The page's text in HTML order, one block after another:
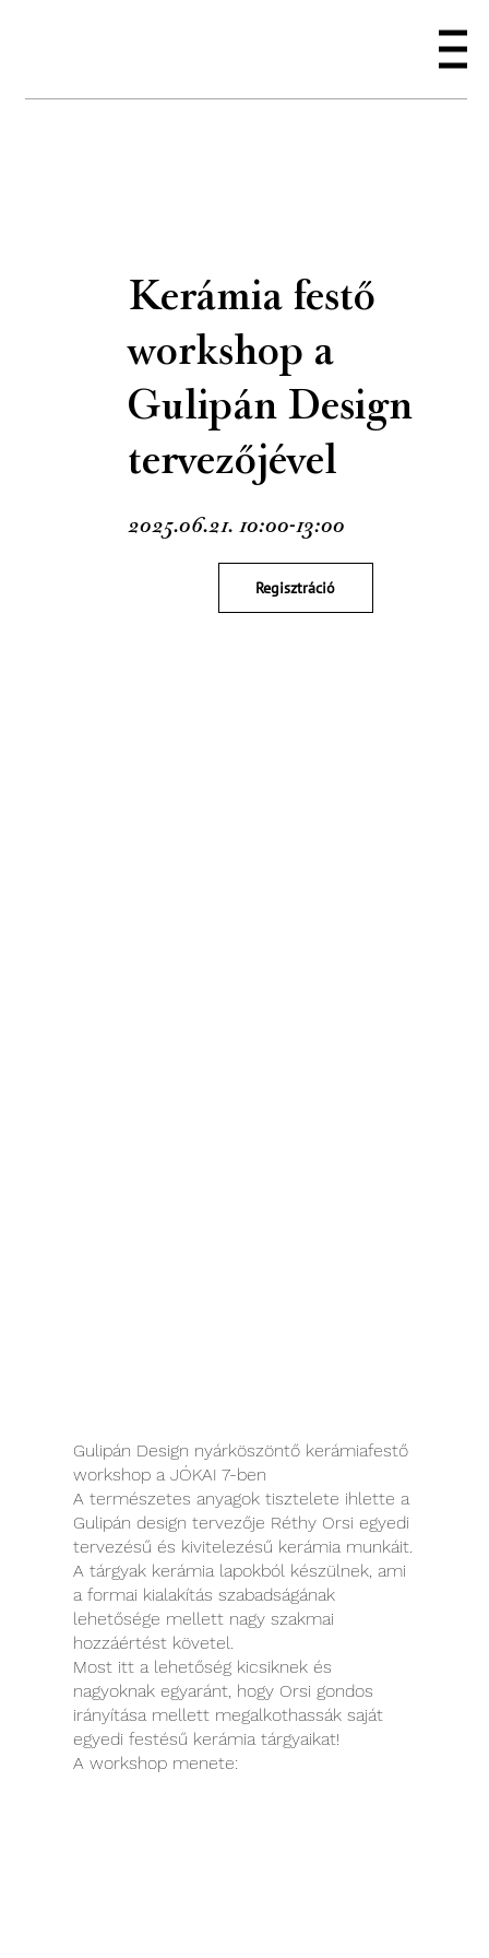
Kerámia festő
workshop a
Gulipán Design
tervezőjével
2025.06.21. 10:00-13:00
Regisztráció
Gulipán Design nyárköszöntő kerámiafestő
workshop a JÓKAI 7-ben
A természetes anyagok tisztelete ihlette a
Gulipán design tervezője Réthy Orsi egyedi
tervezésű és kivitelezésű kerámia munkáit.
A tárgyak kerámia lapokból készülnek, ami
a formai kialakítás szabadságának
lehetősége mellett nagy szakmai
hozzáértést követel.
Most itt a lehetőség kicsiknek és
nagyoknak egyaránt, hogy Orsi gondos
irányítása mellett megalkothassák saját
egyedi festésű kerámia tárgyaikat!
A workshop menete: